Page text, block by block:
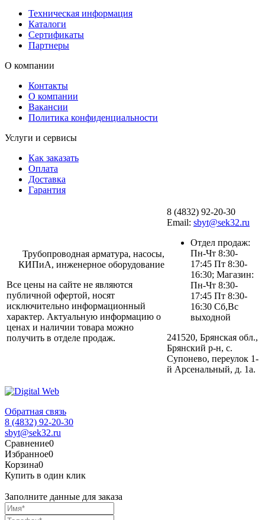
Техническая информация
Каталоги
Сертификаты
Партнеры
О компании
Контакты
О компании
Вакансии
Политика конфиденциальности
Услуги и сервисы
Как заказать
Оплата
Доставка
Гарантия
Трубопроводная арматура, насосы,
КИПиА, инженерное оборудование
Все цены на сайте не являются
публичной офертой, носят
исключительно информационный
характер. Актуальную информацию о
ценах и наличии товара можно
получить в отделе продаж.
8 (4832) 92-20-30
Email: sbyt@sek32.ru
Отдел продаж:
Пн-Чт 8:30-
17:45 Пт 8:30-
16:30; Магазин:
Пн-Чт 8:30-
17:45 Пт 8:30-
16:30 Сб,Вс
выходной
241520, Брянская обл.,
Брянский р-н, с.
Супонево, переулок 1-
й Арсенальный, д. 1а.
Обратная связь
8 (4832) 92-20-30
sbyt@sek32.ru
Сравнение0
Избранное0
Корзина0
Купить в один клик
Заполните данные для заказа